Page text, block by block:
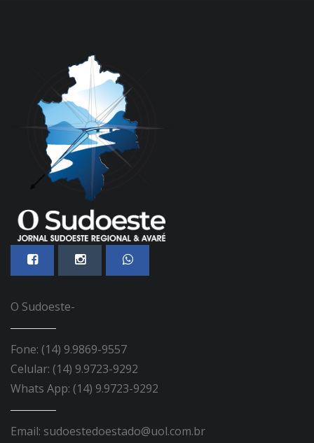
O Sudoeste-
Fone: (14) 9.9869-9557
Celular: (14) 9.9723-9292
Whats App: (14) 9.9723-9292
Email: sudoestedoestado@uol.com.br